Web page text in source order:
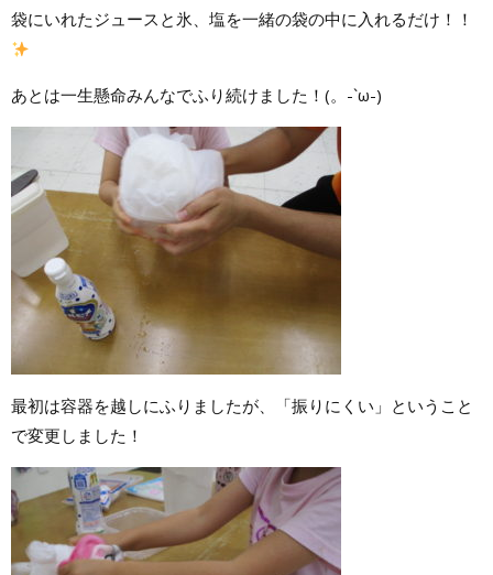
袋にいれたジュースと氷、塩を一緒の袋の中に入れるだけ！！
あとは一生懸命みんなでふり続けました！(。-`ω-)
最初は容器を越しにふりましたが、「振りにくい」ということ
で変更しました！